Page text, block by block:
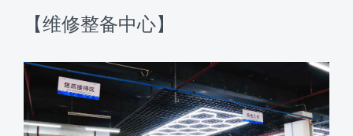
【维修整备中心】